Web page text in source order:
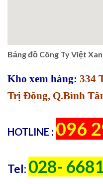
Bảng đồ Công Ty Việt
Kho xem hàng: 334
Trị Đông, Q.Bình
HOTLINE : 096
Tel: 028-